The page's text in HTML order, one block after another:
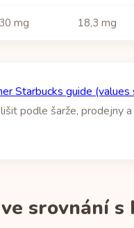
mg 18,3 mg
Starbucks guide (values
podle šarže, prodejny a
srovnání s